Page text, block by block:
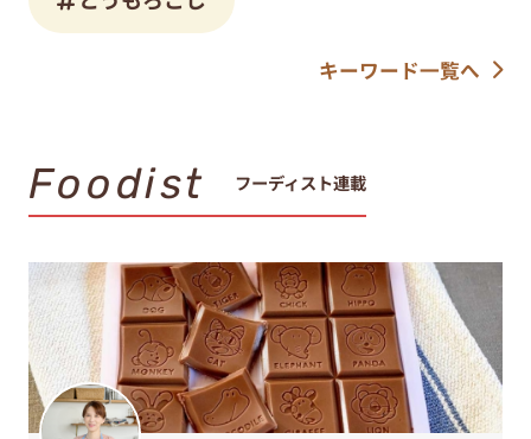
キーワード一覧へ
Foodist フーディスト連載